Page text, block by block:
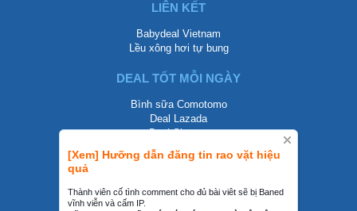
[Xem] Hưỡng dẫn đăng tin rao vặt hiệu
quả
Thành viên cố tình comment cho đủ bài viêt sẽ bị Baned
vĩnh viễn và cấm IP.
LIÊN KẾT
Babydeal Vietnam
Lều xông hơi tự bung
DEAL TỐT MỖI NGÀY
Bình sữa Comotomo
Deal Lazada
Deal Shopee
LIÊN HỆ
0858002468
contact@mraovat.vn